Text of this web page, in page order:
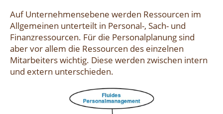
Auf Unternehmensebene werden Ressourcen im
Allgemeinen unterteilt in Personal-, Sach- und
Finanzressourcen. Für die Personalplanung sind
aber vor allem die Ressourcen des einzelnen
Mitarbeiters wichtig. Diese werden zwischen intern
und extern unterschieden.